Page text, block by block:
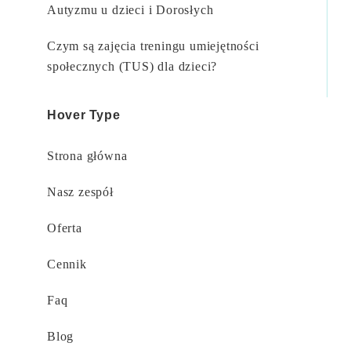
Autyzmu u dzieci i Dorosłych
Czym są zajęcia treningu umiejętności
społecznych (TUS) dla dzieci?
Hover Type
Strona główna
Nasz zespół
Oferta
Cennik
Faq
Blog